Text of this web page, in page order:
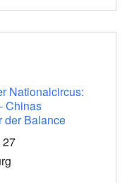
Nationalcircus:
Chinas
der Balance
27